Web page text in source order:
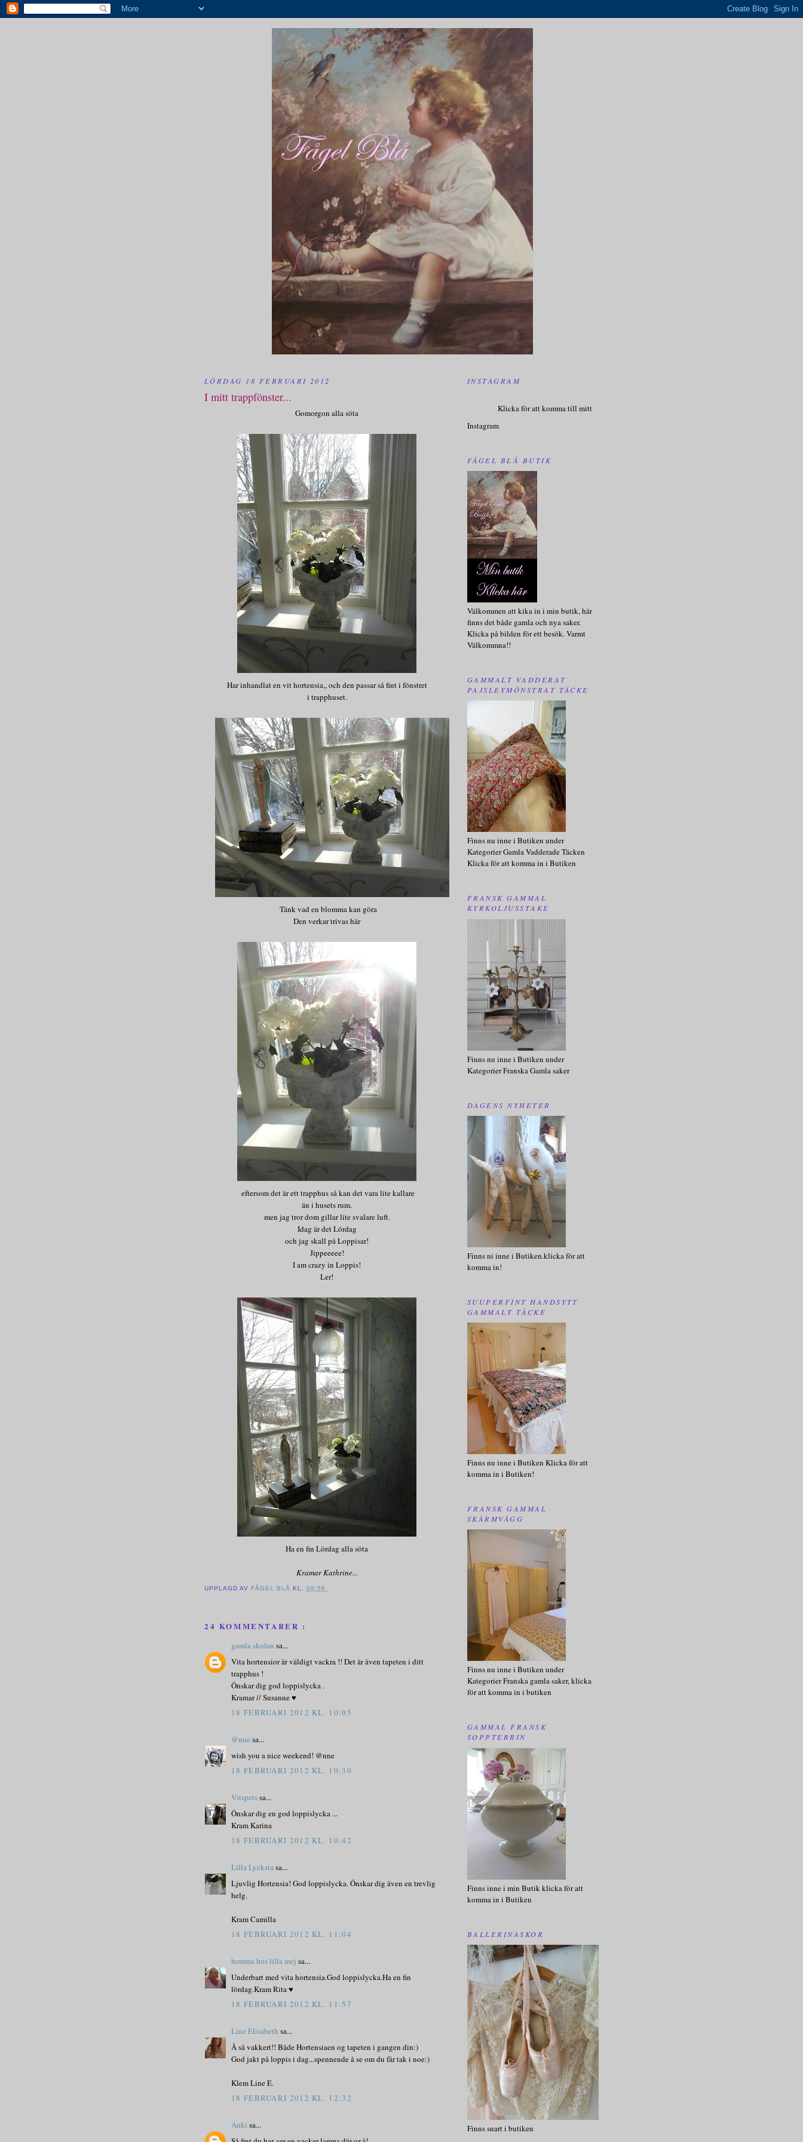
LÖRDAG 18 FEBRUARI 2012
I mitt trappfönster...
Gomorgon alla söta
Har inhandlat en vit hortensia,, och den passar så fint i fönstret
i trapphuset.
Tänk vad en blomma kan göra
Den verkar trivas här
eftersom det är ett trapphus så kan det vara lite kallare
än i husets rum.
men jag tror dom gillar lite svalare luft.
Idag är det Lördag
och jag skall på Loppisar!
Jippeeeee!
I am crazy in Loppis!
Ler!
Ha en fin Lördag alla söta
Kramar Kathrine...
UPPLAGD AV FÅGEL BLÅKL.09:56
24 KOMMENTARER :
gamla skolan sa...
Vita hortensior är väldigt vackra !! Det är även tapeten i ditt
trapphus !
Önskar dig god loppislycka .
Kramar // Susanne ♥
18 FEBRUARI 2012 KL. 10:05
@nne sa...
wish you a nice weekend! @nne
18 FEBRUARI 2012 KL. 10:30
Vitspetssa...
Önskar dig en god loppislycka ...
Kram Karina
18 FEBRUARI 2012 KL. 10:42
Lilla Lyckstasa...
Ljuvlig Hortensia! God loppislycka. Önskar dig även en trevlig
helg.
Kram Camilla
18 FEBRUARI 2012 KL. 11:04
hemma hos lilla mej sa...
Underbart med vita hortensia.God loppislycka.Ha en fin
lördag.Kram Rita ♥
18 FEBRUARI 2012 KL. 11:57
Line Elisabeth sa...
Å så vakkert!! Både Hortensiaen og tapeten i gangen din:)
God jakt på loppis i dag...spennende å se om du får tak i noe:)
Klem Line E.
18 FEBRUARI 2012 KL. 12:32
Anki sa...
INSTAGRAM
Klicka för att komma till mitt
Instagram
FÅGEL BLÅ BUTIK
Välkommen att kika in i min butik, här
finns det både gamla och nya saker.
Klicka på bilden för ett besök. Varmt
Välkommna!!
GAMMALT VADDERAT
PAJSLEYMÖNSTRAT TÄCKE
Finns nu inne i Butiken under
Kategorier Gamla Vadderade Täcken
Klicka för att komma in i Butiken
FRANSK GAMMAL
KYRKOLJUSSTAKE
Finns nu inne i Butiken under
Kategorier Franska Gamla saker
DAGENS NYHETER
Finns ni inne i Butiken.klicka för att
komma in!
SUUPERFINT HANDSYTT
GAMMALT TÄCKE
Finns nu inne i Butiken Klicka för att
komma in i Butiken!
FRANSK GAMMAL
SKÄRMVÄGG
Finns nu inne i Butiken under
Kategorier Franska gamla saker, klicka
för att komma in i butiken
GAMMAL FRANSK
SOPPTERRIN
Finns inne i min Butik klicka för att
komma in i Butiken
BALLERINASKOR
Finns snart i butiken